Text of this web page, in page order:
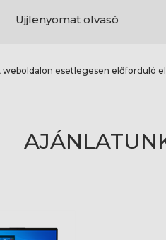
Ujjlenyomat olvasó
weboldalon esetlegesen előforduló